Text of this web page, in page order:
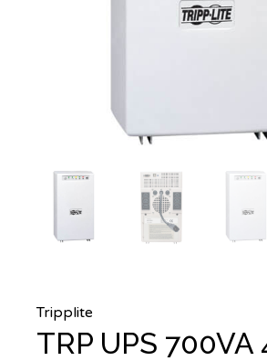
Tripplite
TRP UPS 700VA